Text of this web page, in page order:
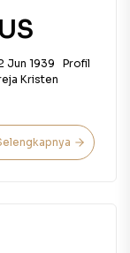
Jun 1939 Profil
Kristen